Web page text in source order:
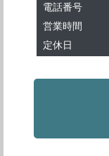
電話番号
営業時間
定休日